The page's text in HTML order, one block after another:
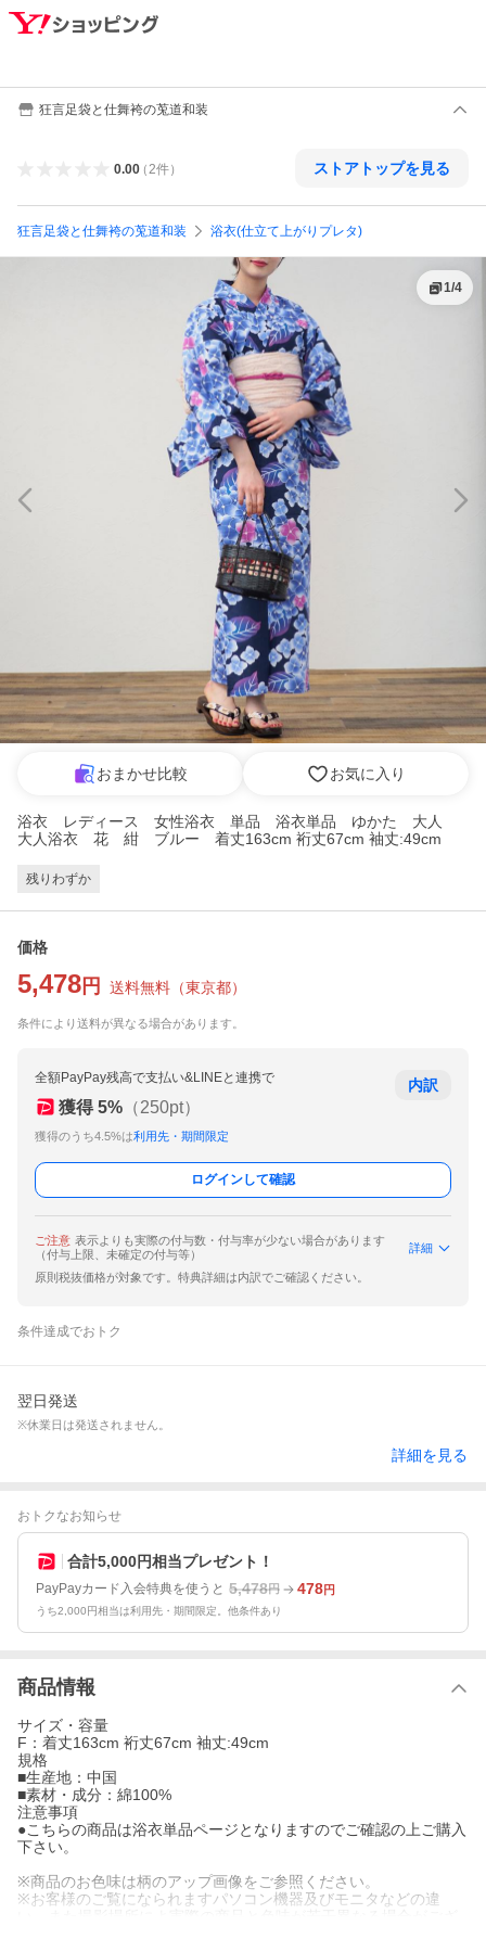
狂言足袋と仕舞袴の莵道和装
0.00（ 2件） ストアトップを見る
狂言足袋と仕舞袴の莵道和装 浴衣(仕立て上がりプレタ)
1/4
おまかせ比較 お気に入り
浴衣 レディース 女性浴衣 単品 浴衣単品 ゆかた 大人
大人浴衣 花 紺 ブルー 着丈163cm 裄丈67cm 袖丈:49cm
残りわずか
価格
5,478 円 送料無料 （東京都）
条件により送料が異なる場合があります。
全額PayPay残高で支払い&LINEと連携で
獲得 5% （250pt）
獲得のうち4.5%は利用先・期間限定
内訳
ログインして確認
ご注意 表示よりも実際の付与数・付与率が少ない場合があります
（付与上限、未確定の付与等）
詳細
原則税抜価格が対象です。特典詳細は内訳でご確認ください。
条件達成でおトク
翌日発送
※休業日は発送されません。
詳細を見る
おトクなお知らせ
合計5,000円相当プレゼント！
PayPayカード入会特典を使うと 5,478円 478円
うち2,000円相当は利用先・期間限定。他条件あり
商品情報
サイズ・容量
F：着丈163cm 裄丈67cm 袖丈:49cm
規格
■生産地：中国
■素材・成分：綿100%
注意事項
●こちらの商品は浴衣単品ページとなりますのでご確認の上ご購入
下さい。
※商品のお色味は柄のアップ画像をご参照ください。
※お客様のご覧になられますパソコン機器及びモニタなどの違